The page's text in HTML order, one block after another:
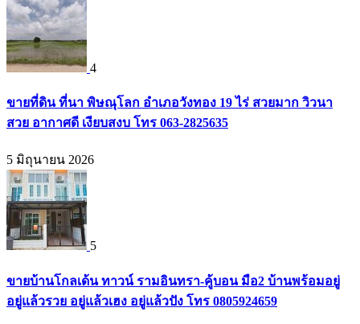
4
ขายที่ดิน ที่นา พิษณุโลก อำเภอวังทอง 19 ไร่ สวยมาก วิวนา
สวย อากาศดี เงียบสงบ โทร 063-2825635
5 มิถุนายน 2026
5
ขายบ้านโกลเด้น ทาวน์ รามอินทรา-คู้บอน มือ2 บ้านพร้อมอยู่
อยู่แล้วรวย อยู่แล้วเฮง อยู่แล้วปัง โทร 0805924659